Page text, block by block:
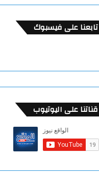
تابعنا على فيسبوك
قناتنا على اليوتيوب